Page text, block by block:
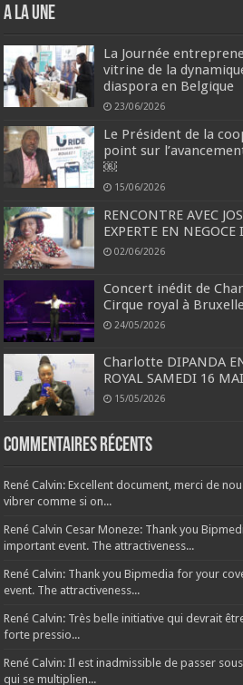
A la une
La Journée
vitrine de la
diaspora en Belgique
23/06/2026
Le Président de la
point sur
￼
15/06/2026
RENCONTRE AVEC
EXPERTE EN
02/06/2026
Concert inédit de
Cirque royal à
24/05/2026
Charlotte DIPANDA
ROYAL SAMEDI 16
15/05/2026
Commentaires récents
René Calvin: Excellent document, merci de
vibrer comme si on...
René Calvin Cesar Moneze: Thank you
important event. The attractiveness...
René Calvin: Thank you Bipmedia for your
event. The attractiveness...
René Calvin: Très belle initiative qui devrait
forte pressio...
René Calvin: Il est inadmissible de passer
qui se multiplien...